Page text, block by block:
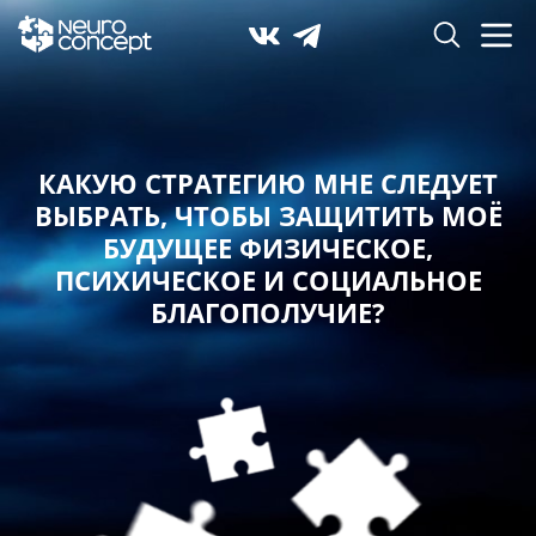
КАКУЮ СТРАТЕГИЮ МНЕ СЛЕДУЕТ
ВЫБРАТЬ,ЧТОБЫ ЗАЩИТИТЬ МОЁ
БУДУЩЕЕ ФИЗИЧЕСКОЕ,
ПСИХИЧЕСКОЕ И СОЦИАЛЬНОЕ
БЛАГОПОЛУЧИЕ?